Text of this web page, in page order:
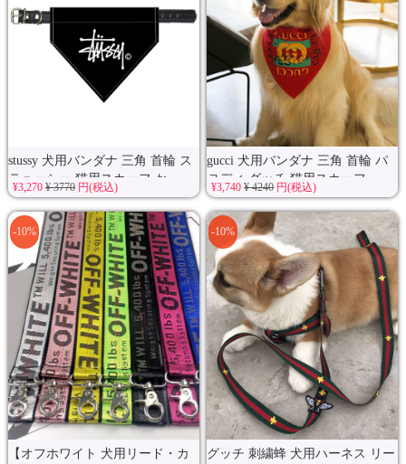
stussy 犬用バンダナ 三角 首輪 ス
テューシー 猫用スカーフ か...
¥3,270 ¥ 3770円(税込)
gucci 犬用バンダナ 三角 首輪 パ
ロディ グッチ 猫用スカーフ...
¥3,740¥ 4240円(税込)
【オフホワイト 犬用リード・カ
-10%
グッチ 刺繍蜂 犬用ハーネス リー
-10%